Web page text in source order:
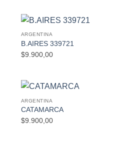
ARGENTINA
B.AIRES 339721
$9.900,00
ARGENTINA
CATAMARCA
$9.900,00